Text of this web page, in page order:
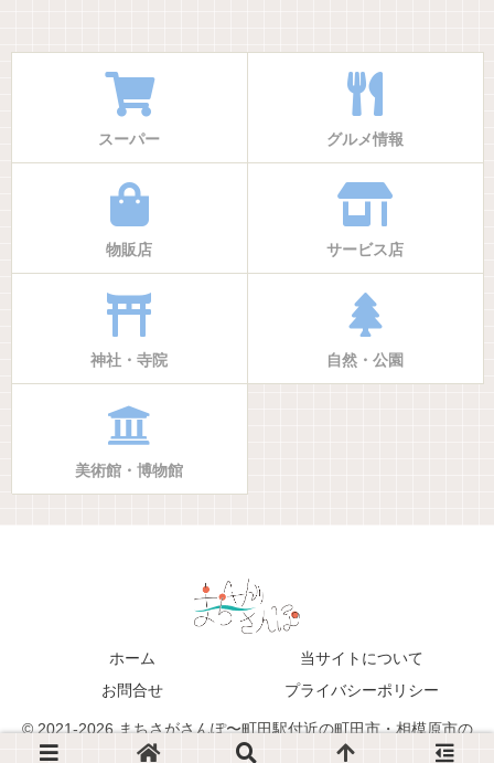
スーパー グルメ情報
物販店 サービス店
神社・寺院 自然・公園
美術館・博物館
ホーム
当サイトについて
お問合せ
プライバシーポリシー
© 2021-2026 まちさがさんぽ〜町田駅付近の町田市・相模原市の
生活・地域情報ブログサイト〜.